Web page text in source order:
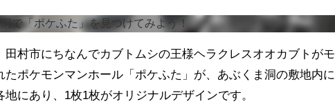
田村市にちなんでカブトムシの王様ヘラクレスオオカブトがモ
ポケモンマンホール「ポケふた」が、あぶくま洞の敷地内に
にあり、1枚1枚がオリジナルデザインです。